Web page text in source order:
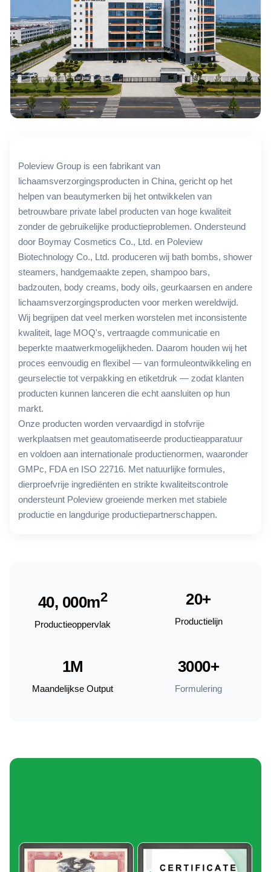
Poleview Group is een fabrikant van
lichaamsverzorgingsproducten in China, gericht op het
helpen van beautymerken bij het ontwikkelen van
betrouwbare private label producten van hoge kwaliteit
zonder de gebruikelijke productieproblemen. Ondersteund
door Boymay Cosmetics Co., Ltd. en Poleview
Biotechnology Co., Ltd. produceren wij bath bombs, shower
steamers, handgemaakte zepen, shampoo bars,
badzouten, body creams, body oils, geurkaarsen en andere
lichaamsverzorgingsproducten voor merken wereldwijd.
Wij begrijpen dat veel merken worstelen met inconsistente
kwaliteit, lage MOQ's, vertraagde communicatie en
beperkte maatwerkmogelijkheden. Daarom houden wij het
proces eenvoudig en flexibel — van formuleontwikkeling en
geurselectie tot verpakking en etiketdruk — zodat klanten
producten kunnen lanceren die echt aansluiten op hun
markt.
Onze producten worden vervaardigd in stofvrije
werkplaatsen met geautomatiseerde productieapparatuur
en voldoen aan internationale productienormen, waaronder
GMPc, FDA en ISO 22716. Met natuurlijke formules,
dierproefvrije ingrediënten en strikte kwaliteitscontrole
ondersteunt Poleview groeiende merken met stabiele
productie en langdurige productiepartnerschappen.
40, 000m2
Productieoppervlak
20+
Productielijn
1M
Maandelijkse Output
3000+
Formulering